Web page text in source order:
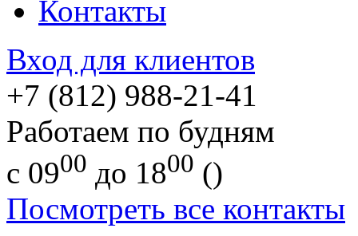
Контакты
Вход для клиентов
+7 (812) 988-21-41
Работаем по будням
с 0900 до 1800 ()
Посмотреть все контакты